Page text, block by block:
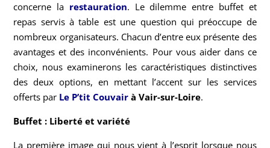
concerne la restauration. Le dilemme entre buffet et
repas servis à table est une question qui préoccupe de
nombreux organisateurs. Chacun d’entre eux présente des
avantages et des inconvénients. Pour vous aider dans ce
choix, nous examinerons les caractéristiques distinctives
des deux options, en mettant l’accent sur les services
offerts par Le P’tit Couvair à Vair-sur-Loire.
Buffet : Liberté et variété
La première image qui nous vient à l’esprit lorsque nous